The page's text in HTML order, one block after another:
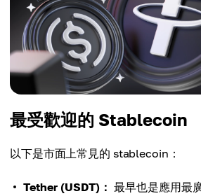
最受歡迎的 Stablecoin
以下是市面上常見的 stablecoin：
Tether (USDT)： 最早也是應用最